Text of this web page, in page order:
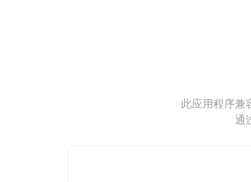
此应用程序兼
通